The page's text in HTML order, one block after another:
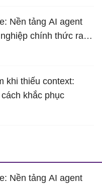
Nền tảng AI agent
chính thức ra
khi thiếu context:
khắc phục
Nền tảng AI agent